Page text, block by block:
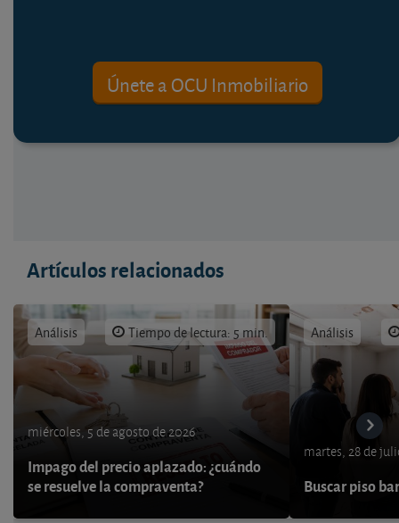
Únete a OCU Inmobiliario
Artículos relacionados
Análisis Tiempo de lectura: 5 min.
miércoles, 5 de agosto de 2026
Impago del precio aplazado: ¿cuándo
se resuelve la compraventa?
Análisis
martes, 28 de
Buscar piso